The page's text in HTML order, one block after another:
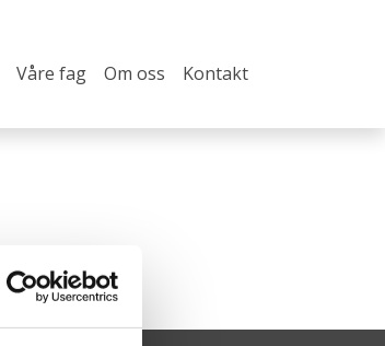
Våre fag Om oss Kontakt